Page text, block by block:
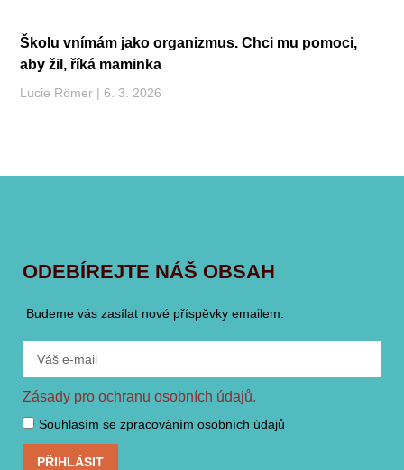
Školu vnímám jako organizmus. Chci mu pomoci,
aby žil, říká maminka
Lucie Römer 6. 3. 2026
ODEBÍREJTE NÁŠ OBSAH
Budeme vás zasílat nové příspěvky emailem.
Zásady pro ochranu osobních údajů.
Souhlasím se zpracováním osobních údajů
PŘIHLÁSIT